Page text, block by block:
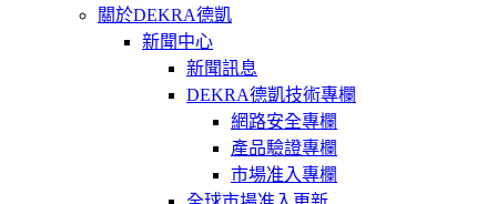
關於DEKRA德凱
新聞中心
新聞訊息
DEKRA德凱技術專欄
網路安全專欄
產品驗證專欄
市場准入專欄